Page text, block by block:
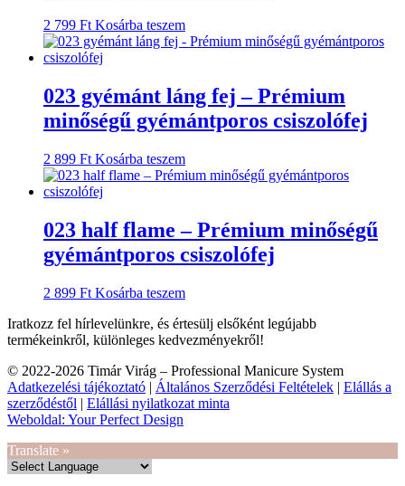
2 799 Ft Kosárba teszem
023 gyémánt láng fej – Prémium
minőségű gyémántporos csiszolófej
2 899 Ft Kosárba teszem
023 half flame – Prémium minőségű
gyémántporos csiszolófej
2 899 Ft Kosárba teszem
Iratkozz fel hírlevelünkre, és értesülj elsőként legújabb
termékeinkről, különleges kedvezményekről!
© 2022-2026 Timár Virág – Professional Manicure System
Adatkezelési tájékoztató | Általános Szerződési Feltételek | Elállás a
szerződéstől | Elállási nyilatkozat minta
Weboldal: Your Perfect Design
Translate »